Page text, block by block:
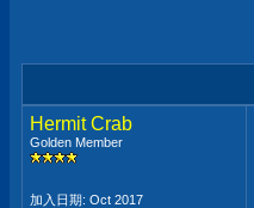
Hermit Crab
Golden Member
加入日期: Oct 2017